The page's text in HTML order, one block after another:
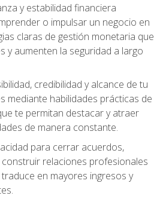
y estabilidad financiera
o impulsar un negocio en
claras de gestión monetaria que
y aumenten la seguridad a largo
credibilidad y alcance de tu
mediante habilidades prácticas de
te permitan destacar y atraer
de manera constante.
para cerrar acuerdos,
relaciones profesionales
en mayores ingresos y